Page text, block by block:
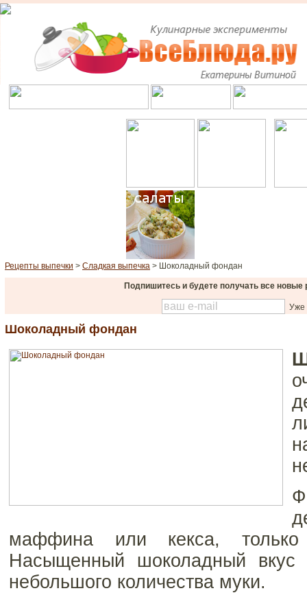
Рецепты выпечки > Сладкая выпечка > Шоколадный фондан
Подпишитесь и будете получать все
Уже
Шоколадный фондан
маффина или кекса,
Насыщенный шоколадный вкус
небольшого количества муки.